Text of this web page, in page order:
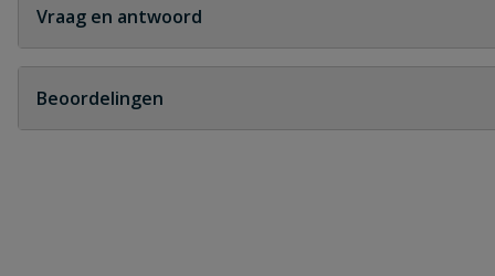
Vraag en antwoord
Geen vragen
Beoordelingen